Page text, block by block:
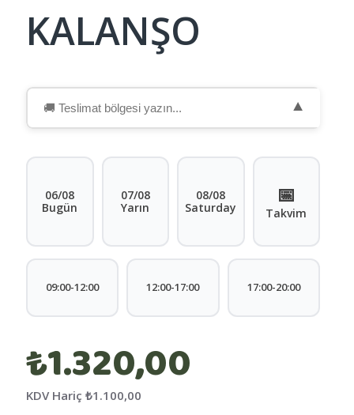
KALANŞO
▼
06/08
Bugün
07/08
Yarın
08/08
Saturday
📅
Takvim
09:00-12:00 12:00-17:00 17:00-20:00
₺1.320,00
KDV Hariç ₺1.100,00